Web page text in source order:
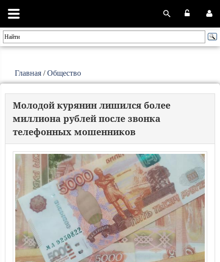
Главная /Общество
Молодой курянин лишился более
миллиона рублей после звонка
телефонных мошенников